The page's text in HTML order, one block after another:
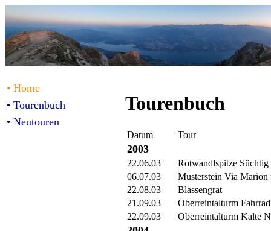
• Home
• Tourenbuch
• Neutouren
Tourenbuch
Datum Tour
2003
22.06.03
Rotwandlspitze Süchtig
06.07.03
Musterstein Via Marion
22.08.03
Blassengrat
21.09.03
Oberreintalturm
22.09.03
Oberreintalturm Kalte